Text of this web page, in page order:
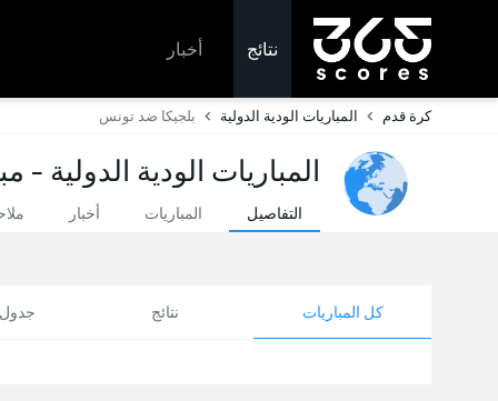
نتائج أخبار
كرة قدم المباريات الودية الدولية بلجيكا ضد تونس
المباريات الودية الدولية -
التفاصيل المباريات أخبار
كل المباريات نتائج جدول